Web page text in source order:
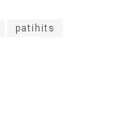
patihits